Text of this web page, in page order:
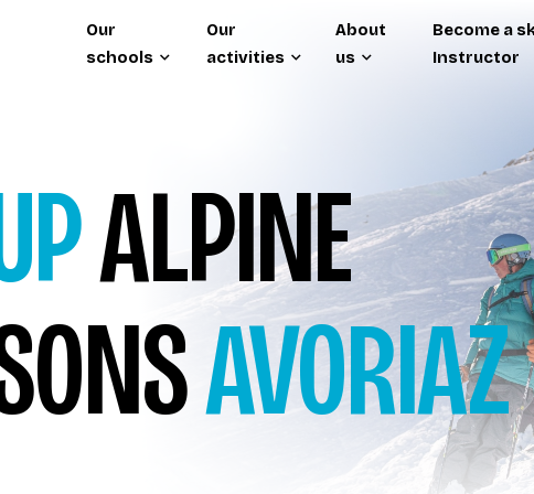
Our
schools
Our
activities
About
us
Become a
Instructor
ALPINE
AVORIAZ